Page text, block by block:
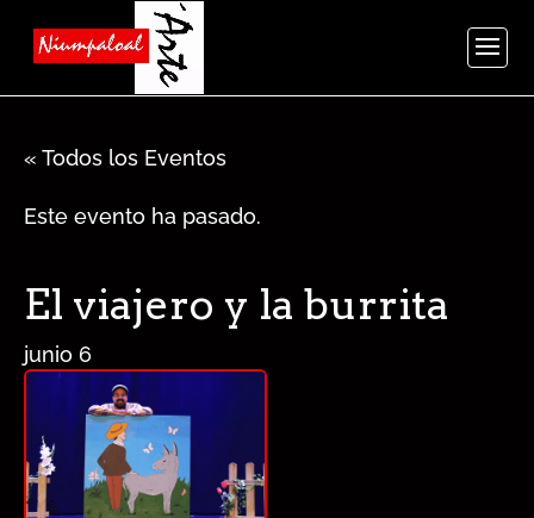
« Todos los Eventos
Este evento ha pasado.
El viajero y la burrita
junio 6